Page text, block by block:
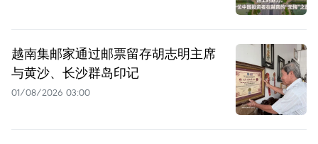
越南集邮家通过邮票留存胡志明主席
与黄沙、长沙群岛印记
01/08/2026 03:00